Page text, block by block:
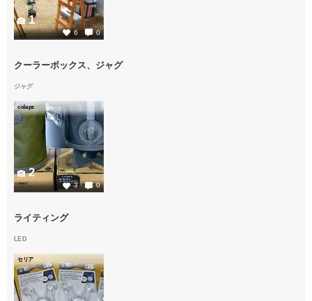
6 0
1
クーラーボックス、ジャグ
ジャグ
colapz
3 0
2
ライティング
LED
セリア